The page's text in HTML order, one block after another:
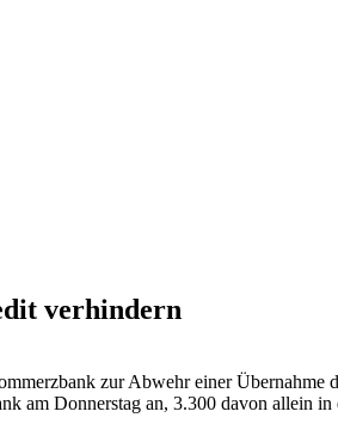
verhindern
zur Abwehr einer
am Donnerstag an, 3.300 davon allein